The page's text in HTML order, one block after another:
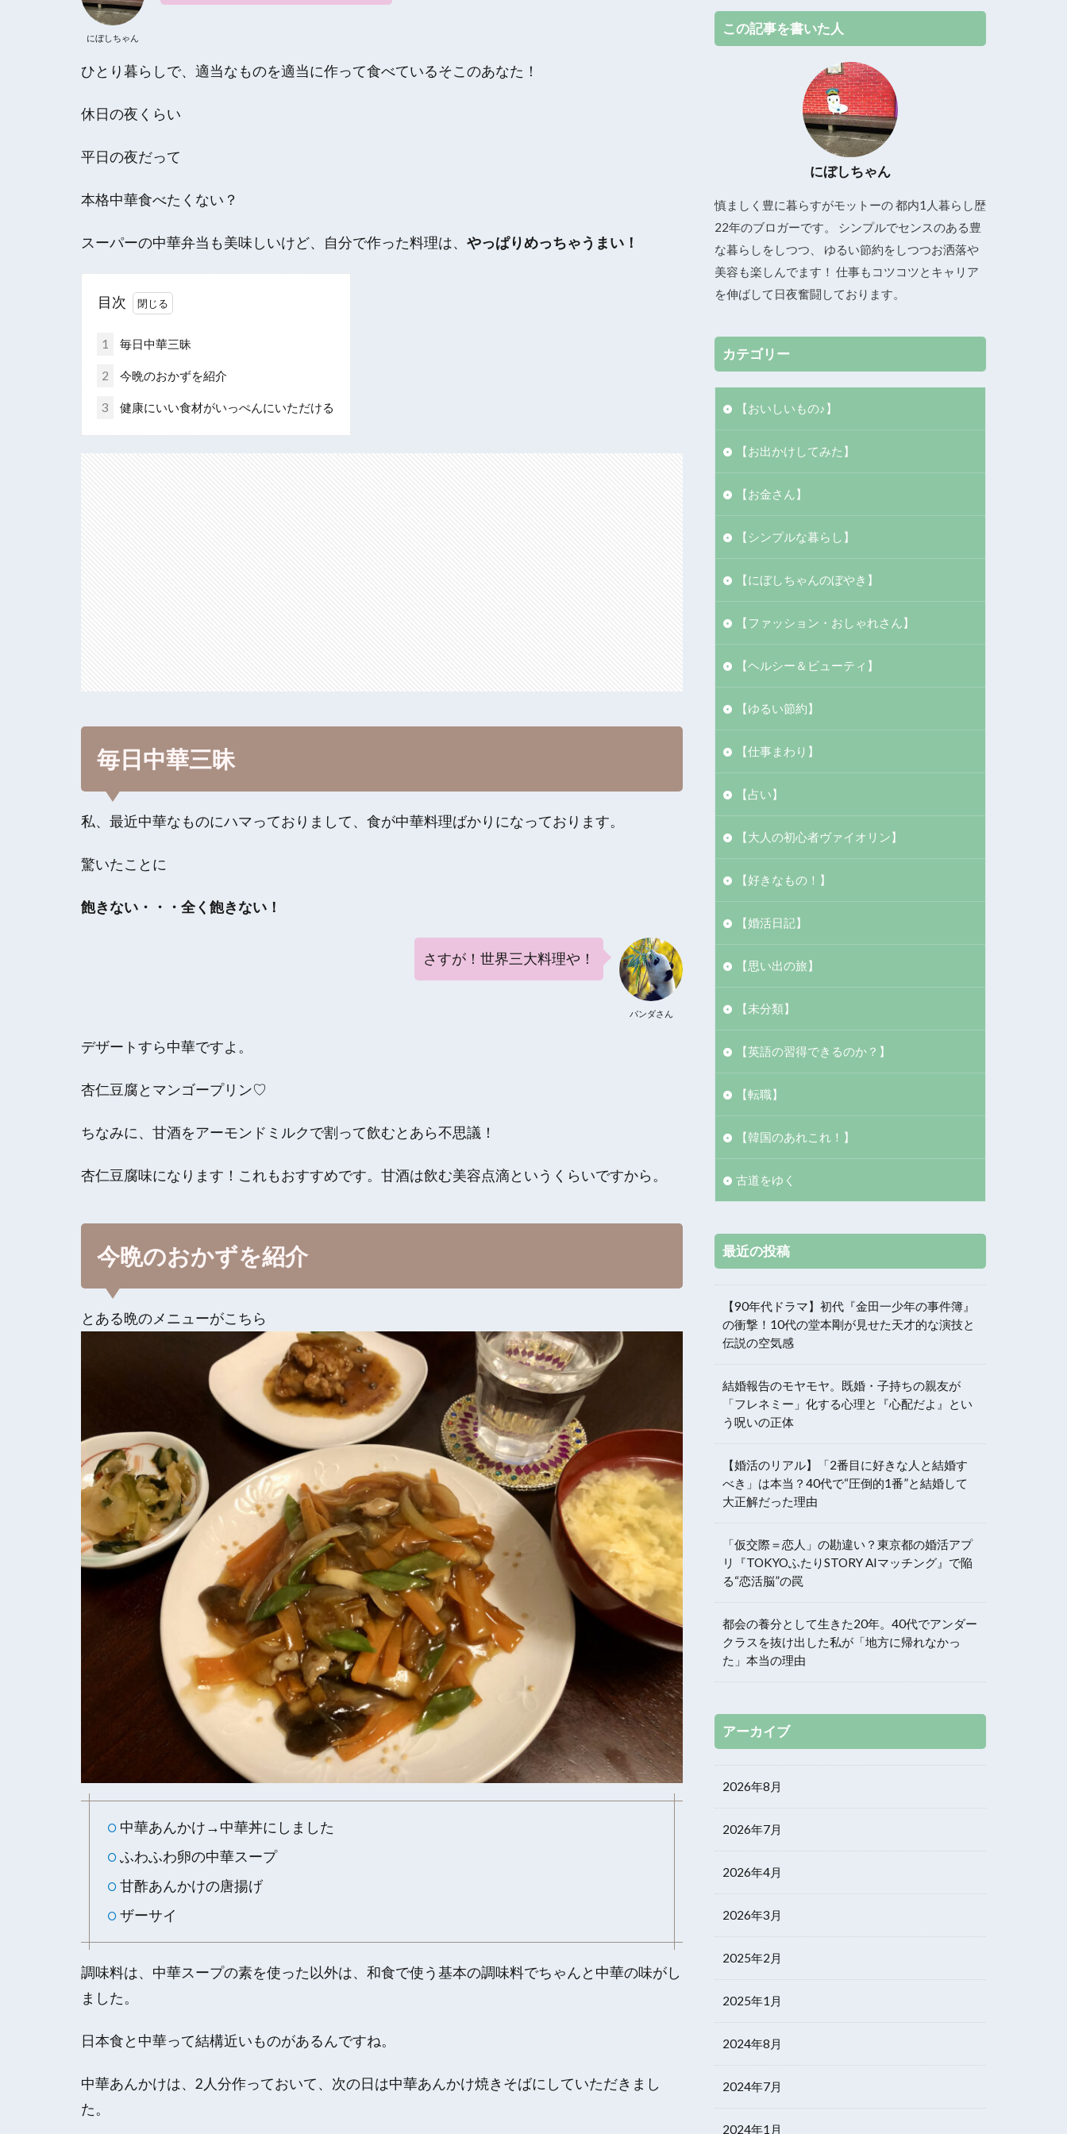
にぼしちゃん
ひとり暮らしで、適当なものを適当に作って食べているそこのあなた！
休日の夜くらい
平日の夜だって
本格中華食べたくない？
スーパーの中華弁当も美味しいけど、自分で作った料理は、 やっぱりめっちゃうまい！
目次
1 毎日中華三昧
2 今晩のおかずを紹介
3 健康にいい食材がいっぺんにいただける
毎日中華三昧
私、最近中華なものにハマっておりまして、食が中華料理ばかりになっております。
驚いたことに
飽きない・・・全く飽きない！
パンダさん
さすが！世界三大料理や！
デザートすら中華ですよ。
杏仁豆腐とマンゴープリン♡
ちなみに、甘酒をアーモンドミルクで割って飲むとあら不思議！
杏仁豆腐味になります！これもおすすめです。甘酒は飲む美容点滴というくらいですから。
今晩のおかずを紹介
とある晩のメニューがこちら
中華あんかけ→中華丼にしました
ふわふわ卵の中華スープ
甘酢あんかけの唐揚げ
ザーサイ
調味料は、中華スープの素を使った以外は、和食で使う基本の調味料でちゃんと中華の味がし
ました。
日本食と中華って結構近いものがあるんですね。
中華あんかけは、2人分作っておいて、次の日は中華あんかけ焼きそばにしていただきまし
た。
この記事を書いた人
にぼしちゃん
慎ましく豊に暮らすがモットーの 都内1人暮らし歴
22年のブロガーです。 シンプルでセンスのある豊
な暮らしをしつつ、 ゆるい節約をしつつお洒落や
美容も楽しんでます！ 仕事もコツコツとキャリア
を伸ばして日夜奮闘しております。
カテゴリー
【おいしいもの♪】
【お出かけしてみた】
【お金さん】
【シンプルな暮らし】
【にぼしちゃんのぼやき】
【ファッション・おしゃれさん】
【ヘルシー＆ビューティ】
【ゆるい節約】
【仕事まわり】
【占い】
【大人の初心者ヴァイオリン】
【好きなもの！】
【婚活日記】
【思い出の旅】
【未分類】
【英語の習得できるのか？】
【転職】
【韓国のあれこれ！】
古道をゆく
最近の投稿
【90年代ドラマ】初代『金田一少年の事件簿』
の衝撃！10代の堂本剛が見せた天才的な演技と
伝説の空気感
結婚報告のモヤモヤ。既婚・子持ちの親友が
「フレネミー」化する心理と『心配だよ』とい
う呪いの正体
【婚活のリアル】「2番目に好きな人と結婚す
べき」は本当？40代で“圧倒的1番”と結婚して
大正解だった理由
「仮交際＝恋人」の勘違い？東京都の婚活アプ
リ『TOKYOふたりSTORY AIマッチング』で陥
る“恋活脳”の罠
都会の養分として生きた20年。40代でアンダー
クラスを抜け出した私が「地方に帰れなかっ
た」本当の理由
アーカイブ
2026年8月
2026年7月
2026年4月
2026年3月
2025年2月
2025年1月
2024年8月
2024年7月
2024年1月